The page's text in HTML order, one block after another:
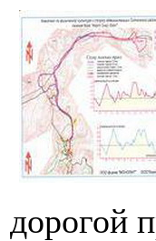
дорогой